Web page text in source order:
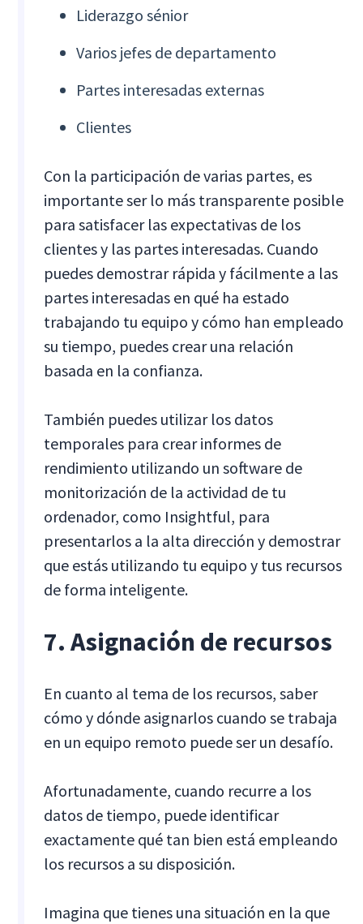
Liderazgo sénior
Varios jefes de departamento
Partes interesadas externas
Clientes
Con la participación de varias partes, es
importante ser lo más transparente posible
para satisfacer las expectativas de los
clientes y las partes interesadas. Cuando
puedes demostrar rápida y fácilmente a las
partes interesadas en qué ha estado
trabajando tu equipo y cómo han empleado
su tiempo, puedes crear una relación
basada en la confianza.
También puedes utilizar los datos
temporales para crear informes de
rendimiento utilizando un software de
monitorización de la actividad de tu
ordenador, como Insightful, para
presentarlos a la alta dirección y demostrar
que estás utilizando tu equipo y tus recursos
de forma inteligente.
7. Asignación de recursos
En cuanto al tema de los recursos, saber
cómo y dónde asignarlos cuando se trabaja
en un equipo remoto puede ser un desafío.
Afortunadamente, cuando recurre a los
datos de tiempo, puede identificar
exactamente qué tan bien está empleando
los recursos a su disposición.
Imagina que tienes una situación en la que